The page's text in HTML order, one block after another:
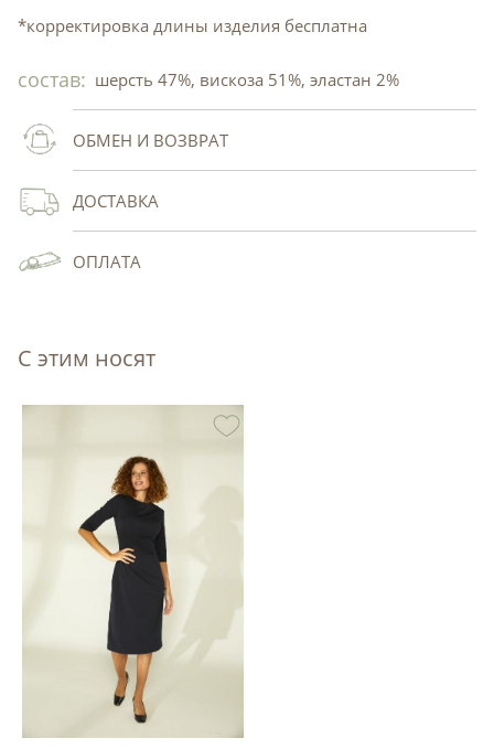
*корректировка длины изделия бесплатна
состав: шерсть 47%, вискоза 51%, эластан 2%
ОБМЕН И ВОЗВРАТ
ДОСТАВКА
ОПЛАТА
С этим носят